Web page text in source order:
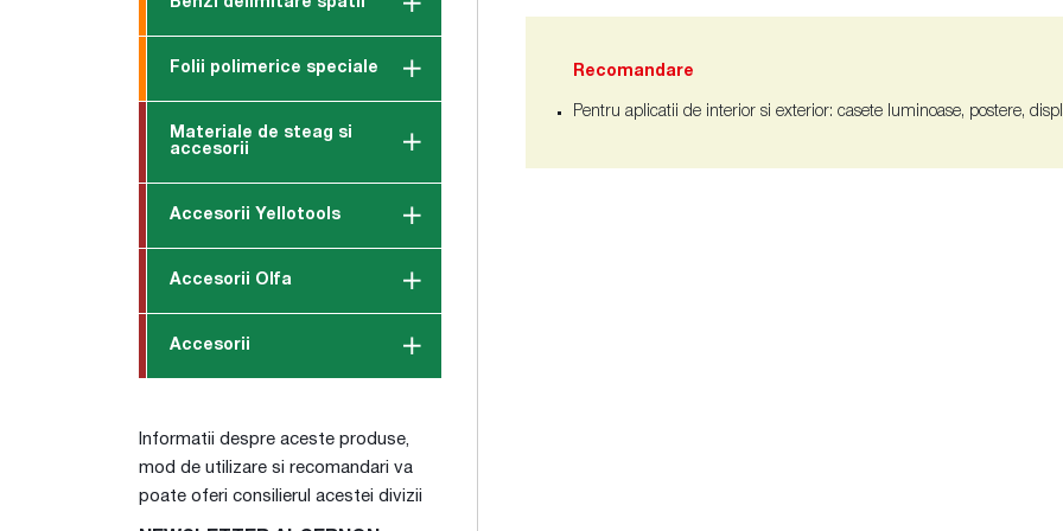
Folii polimerice speciale
Materiale de steag si
accesorii
Accesorii Yellotools
Accesorii Olfa
Accesorii
Informatii despre aceste produse,
mod de utilizare si recomandari va
poate oferi consilierul acestei divizii
Recomandare
Pentru aplicatii de interior si exterior: casete luminoase, postere,